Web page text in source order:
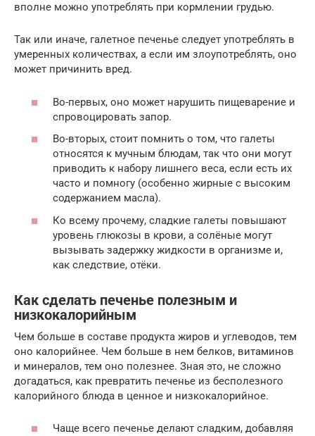
вполне можно употреблять при кормлении грудью.
Так или иначе, галетное печенье следует употреблять в
умеренных количествах, а если им злоупотреблять, оно
может причинить вред.
Во-первых, оно может нарушить пищеварение и
спровоцировать запор.
Во-вторых, стоит помнить о том, что галеты
относятся к мучным блюдам, так что они могут
приводить к набору лишнего веса, если есть их
часто и помногу (особенно жирные с высоким
содержанием масла).
Ко всему прочему, сладкие галеты повышают
уровень глюкозы в крови, а солёные могут
вызывать задержку жидкости в организме и,
как следствие, отёки.
Как сделать печенье полезным и
низкокалорийным
Чем больше в составе продукта жиров и углеводов, тем
оно калорийнее. Чем больше в нем белков, витаминов
и минералов, тем оно полезнее. Зная это, не сложно
догадаться, как превратить печенье из бесполезного
калорийного блюда в ценное и низкокалорийное.
Чаще всего печенье делают сладким, добавляя